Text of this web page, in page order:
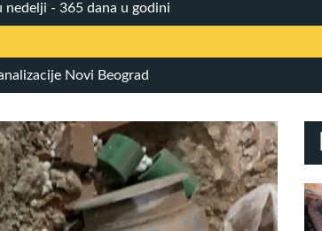
nedelji - 365 dana u godini
Novi Beograd